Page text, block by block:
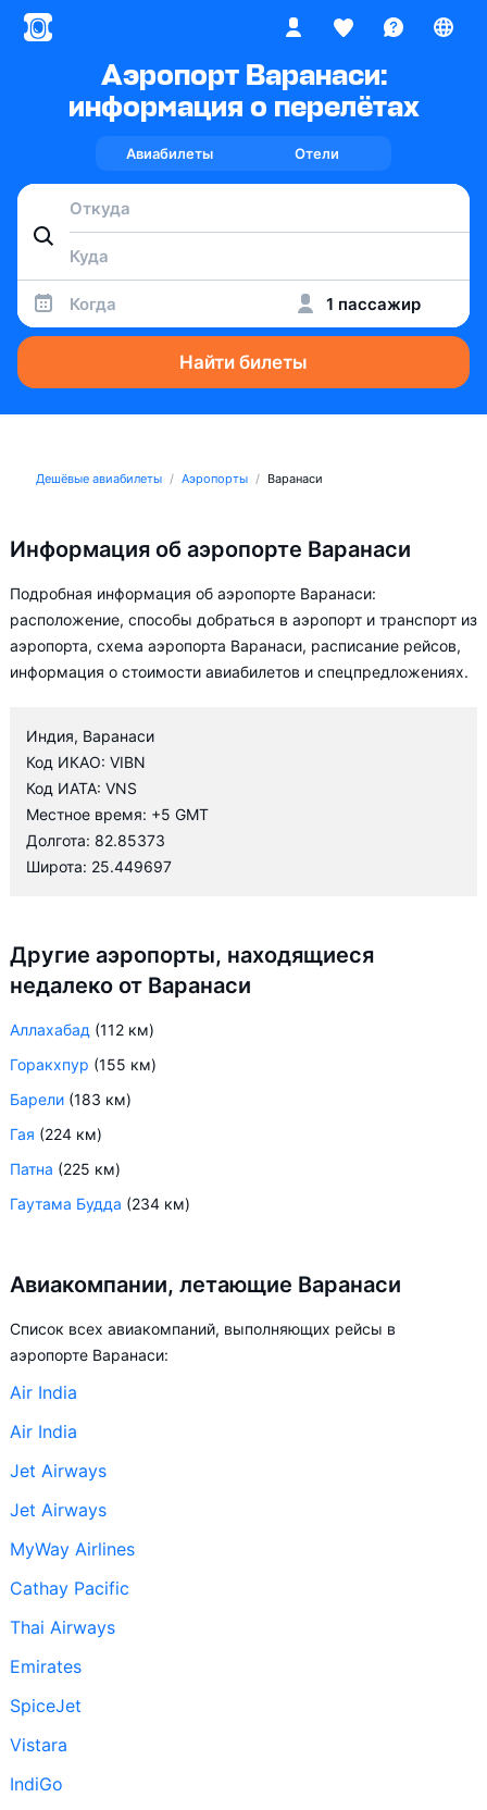
Аэропорт Варанаси:
информация о перелётах
Авиабилеты Отели
Когда 1 пассажир
Найти билеты
Дешёвые авиабилеты Аэропорты Варанаси
Информация об аэропорте Варанаси
Подробная информация об аэропорте Варанаси:
расположение, способы добраться в аэропорт и транспорт из
аэропорта, схема аэропорта Варанаси, расписание рейсов,
информация о стоимости авиабилетов и спецпредложениях.
Индия, Варанаси
Код ИКАО: VIBN
Код ИАТА: VNS
Местное время: +5 GMT
Долгота: 82.85373
Широта: 25.449697
Другие аэропорты, находящиеся
недалеко от Варанаси
Аллахабад (112 км)
Горакхпур (155 км)
Барели (183 км)
Гая (224 км)
Патна (225 км)
Гаутама Будда (234 км)
Авиакомпании, летающие Варанаси
Список всех авиакомпаний, выполняющих рейсы в
аэропорте Варанаси:
Air India
Air India
Jet Airways
Jet Airways
MyWay Airlines
Cathay Pacific
Thai Airways
Emirates
SpiceJet
Vistara
IndiGo